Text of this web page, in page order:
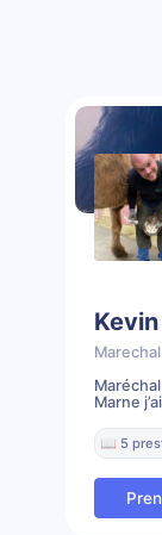
Marne
📖 5